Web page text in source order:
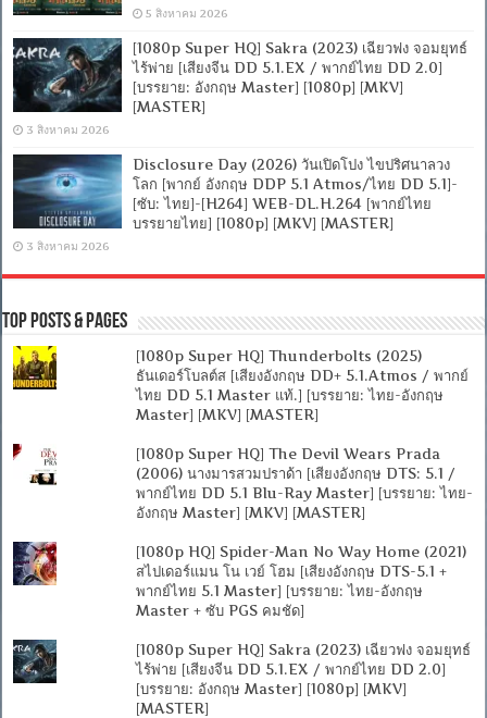
5 สิงหาคม 2026
[1080p Super HQ] Sakra (2023) เฉียวฟง จอมยุทธ์
ไร้พ่าย [เสียงจีน DD 5.1.EX / พากย์ไทย DD 2.0]
[บรรยาย: อังกฤษ Master] [1080p] [MKV]
[MASTER]
3 สิงหาคม 2026
Disclosure Day (2026) วันเปิดโปง ไขปริศนาลวง
โลก [พากย์ อังกฤษ DDP 5.1 Atmos/ไทย DD 5.1]-
[ซับ: ไทย]-[H264] WEB-DL.H.264 [พากย์ไทย
บรรยายไทย] [1080p] [MKV] [MASTER]
3 สิงหาคม 2026
Top Posts & Pages
[1080p Super HQ] Thunderbolts (2025)
ธันเดอร์โบลต์ส [เสียงอังกฤษ DD+ 5.1.Atmos / พากย์
ไทย DD 5.1 Master แท้.] [บรรยาย: ไทย-อังกฤษ
Master] [MKV] [MASTER]
[1080p Super HQ] The Devil Wears Prada
(2006) นางมารสวมปราด้า [เสียงอังกฤษ DTS: 5.1 /
พากย์ไทย DD 5.1 Blu-Ray Master] [บรรยาย: ไทย-
อังกฤษ Master] [MKV] [MASTER]
[1080p HQ] Spider-Man No Way Home (2021)
สไปเดอร์แมน โน เวย์ โฮม [เสียงอังกฤษ DTS-5.1 +
พากย์ไทย 5.1 Master] [บรรยาย: ไทย-อังกฤษ
Master + ซับ PGS คมชัด]
[1080p Super HQ] Sakra (2023) เฉียวฟง จอมยุทธ์
ไร้พ่าย [เสียงจีน DD 5.1.EX / พากย์ไทย DD 2.0]
[บรรยาย: อังกฤษ Master] [1080p] [MKV]
[MASTER]